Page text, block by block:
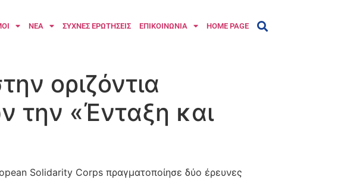
ΝΕΑ ΣΥΧΝΕΣ ΕΡΩΤΗΣΕΙΣ ΕΠΙΚΟΙΝΩΝΙΑ HOME PAGE
οριζόντια
την «Ένταξη και
Solidarity Corps πραγματοποίησε δύο έρευνες